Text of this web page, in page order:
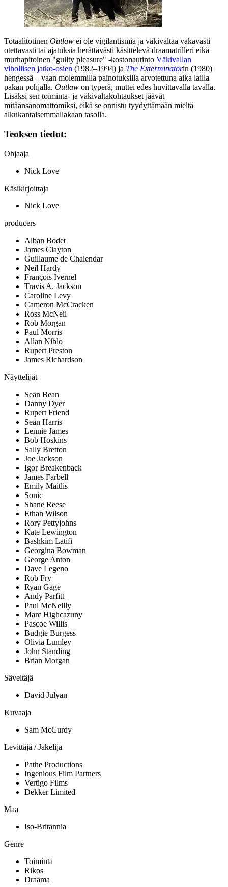
Totaalitotinen Outlaw ei ole vigilantismia ja väkivaltaa vakavasti
otettavasti tai ajatuksia herättävästi käsittelevä draamatrilleri eikä
murhapitoinen "guilty pleasure" ‑kostonautinto Väkivallan
vihollisen jatko-osien (1982–1994) ja The Exterminatorin (1980)
hengessä – vaan molemmilla painotuksilla arvotettuna aika lailla
pakan pohjalla. Outlaw on typerä, muttei edes huvittavalla tavalla.
Lisäksi sen toiminta‑ ja väkivaltakohtaukset jäävät
mitäänsanomattomiksi, eikä se onnistu tyydyttämään mieltä
alkukantaisemmallakaan tasolla.
Teoksen tiedot:
Ohjaaja
Nick Love
Käsikirjoittaja
Nick Love
producers
Alban Bodet
James Clayton
Guillaume de Chalendar
Neil Hardy
François Ivernel
Travis A. Jackson
Caroline Levy
Cameron McCracken
Ross McNeil
Rob Morgan
Paul Morris
Allan Niblo
Rupert Preston
James Richardson
Näyttelijät
Sean Bean
Danny Dyer
Rupert Friend
Sean Harris
Lennie James
Bob Hoskins
Sally Bretton
Joe Jackson
Igor Breakenback
James Farbell
Emily Maitlis
Sonic
Shane Reese
Ethan Wilson
Rory Pettyjohns
Kate Lewington
Bashkim Latifi
Georgina Bowman
George Anton
Dave Legeno
Rob Fry
Ryan Gage
Andy Parfitt
Paul McNeilly
Marc Highcazuny
Pascoe Willis
Budgie Burgess
Olivia Lumley
John Standing
Brian Morgan
Säveltäjä
David Julyan
Kuvaaja
Sam McCurdy
Levittäjä / Jakelija
Pathe Productions
Ingenious Film Partners
Vertigo Films
Dekker Limited
Maa
Iso-Britannia
Genre
Toiminta
Rikos
Draama